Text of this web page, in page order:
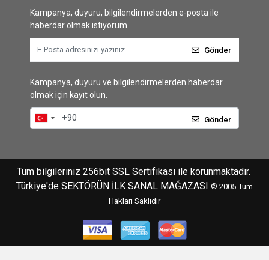
Kampanya, duyuru, bilgilendirmelerden e-posta ile
haberdar olmak istiyorum.
Gönder
Kampanya, duyuru ve bilgilendirmelerden haberdar
olmak için kayıt olun.
Gönder
Tüm bilgileriniz 256bit SSL Sertifikası ile korunmaktadır.
Türkiye'de SEKTÖRÜN İLK SANAL MAĞAZASI © 2005 Tüm
Hakları Saklıdır